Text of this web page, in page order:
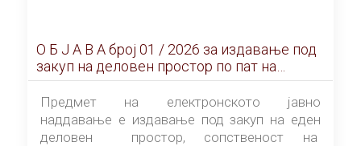
О Б Ј А В А брoj 01 / 2026 за издавање под
закуп на деловен простор по пат на
ЕЛЕКТРОНСКО ЈАВНО НАДДАВАЊЕ
Предмет на електронското јавно
наддавање е издавање под закуп на еден
деловен простор, сопственост на